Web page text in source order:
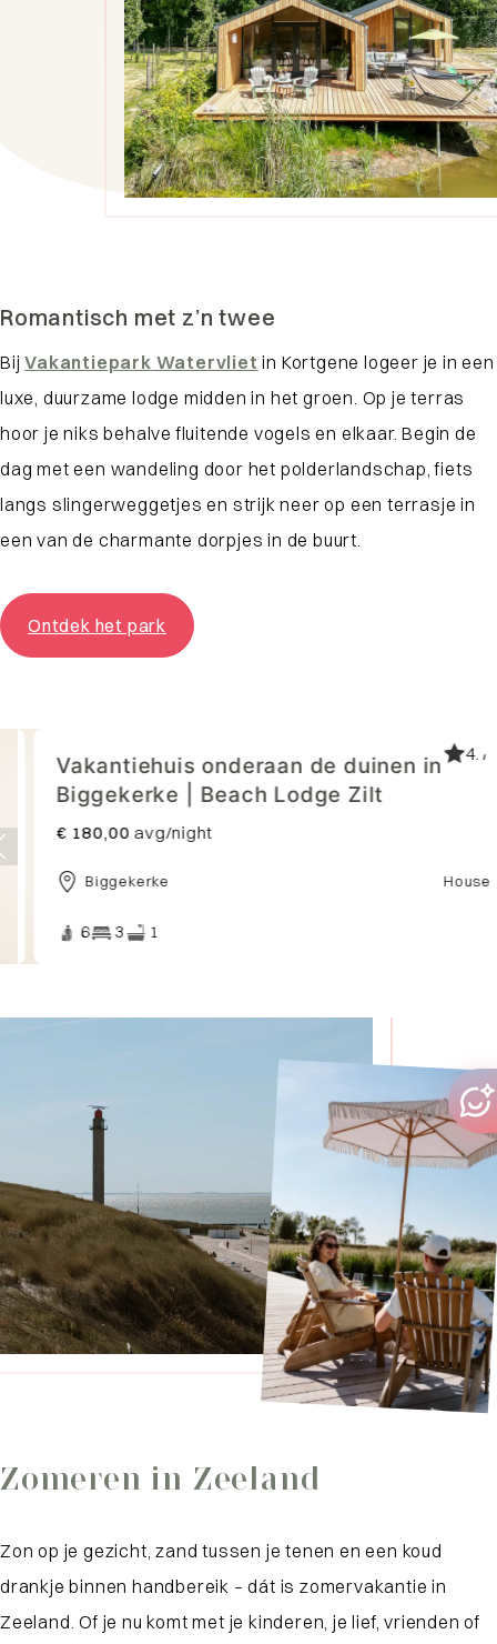
Romantisch met z’n twee
BijVakantiepark Watervliet in Kortgene logeer je in een
luxe, duurzame lodge midden in het groen. Op je terras
hoor je niks behalve fluitende vogels en elkaar. Begin de
dag met een wandeling door het polderlandschap, fiets
langs slingerweggetjes en strijk neer op een terrasje in
een van de charmante dorpjes in de buurt.
Ontdek het park
Vakantiehuis onderaan de duinen in
Biggekerke | Beach Lodge Zilt
4.7
€ 180,00avg/night
Biggekerke House
6 3 1
Zomeren in Zeeland
Zon op je gezicht, zand tussen je tenen en een koud
drankje binnen handbereik – dát is zomervakantie in
Zeeland. Of je nu komt met je kinderen, je lief, vrienden of